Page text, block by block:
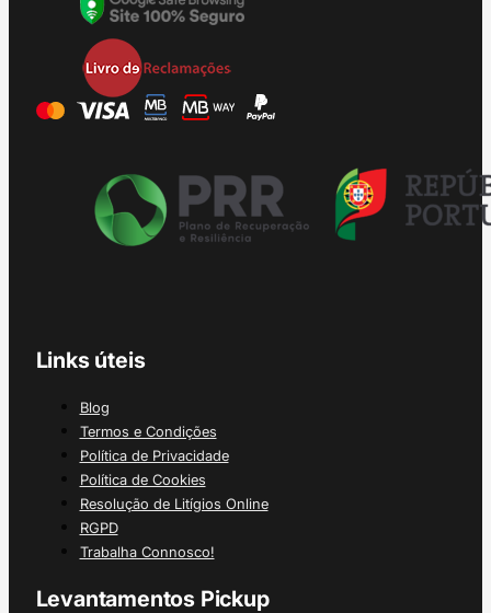
Links úteis
Blog
Termos e Condições
Política de Privacidade
Política de Cookies
Resolução de Litígios Online
RGPD
Trabalha Connosco!
Levantamentos Pickup